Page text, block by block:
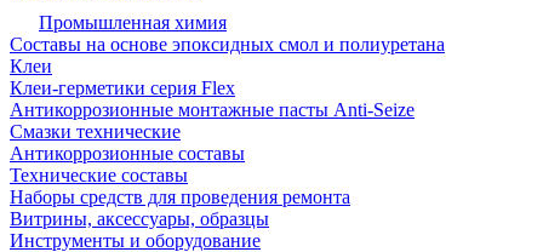
Промышленная химия
Составы на основе эпоксидных смол и полиуретана
Клеи
Клеи-герметики серия Flex
Антикоррозионные монтажные пасты Anti-Seize
Смазки технические
Антикоррозионные составы
Технические составы
Наборы средств для проведения ремонта
Витрины, аксессуары, образцы
Инструменты и оборудование